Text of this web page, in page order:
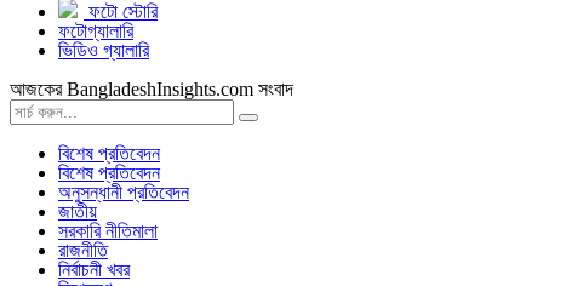
ফটো স্টোরি
ফটোগ্যালারি
ভিডিও গ্যালারি
আজকের BangladeshInsights.com সংবাদ
বিশেষ প্রতিবেদন
বিশেষ প্রতিবেদন
অনুসন্ধানী প্রতিবেদন
জাতীয়
সরকারি নীতিমালা
রাজনীতি
নির্বাচনী খবর